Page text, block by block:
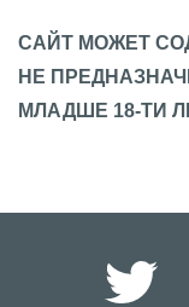
САЙТ МОЖЕТ
НЕ
МЛАДШЕ 18-ТИ